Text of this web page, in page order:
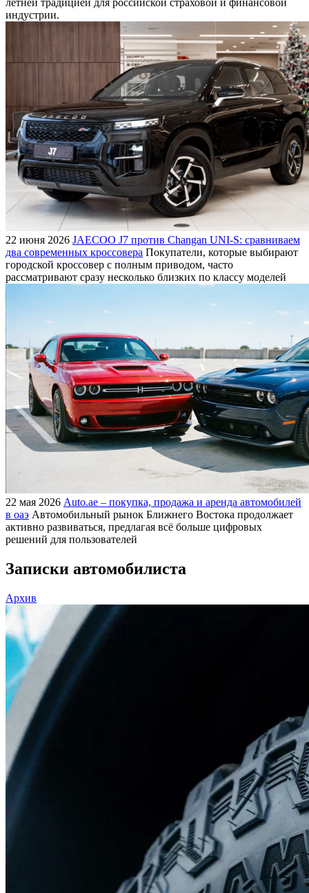
индустрии.
22 июня 2026 JAECOO J7 против Changan UNI-S: сравниваем
два современных кроссовера Покупатели, которые выбирают
городской кроссовер с полным приводом, часто
рассматривают сразу несколько близких по классу моделей
22 мая 2026 Auto.ae – покупка, продажа и аренда автомобилей
в оаэ Автомобильный рынок Ближнего Востока продолжает
активно развиваться, предлагая всё больше цифровых
решений для пользователей
Записки автомобилиста
Архив